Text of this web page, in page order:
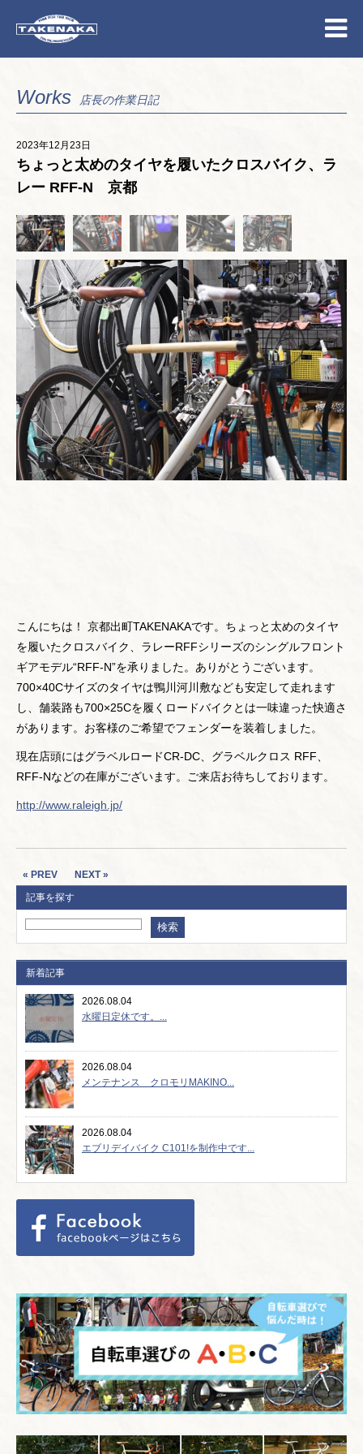
Works 店長の作業日記
2023年12月23日
ちょっと太めのタイヤを履いたクロスバイク、ラ
レー RFF-N 京都
こんにちは！ 京都出町TAKENAKAです。ちょっと太めのタイヤ
を履いたクロスバイク、ラレーRFFシリーズのシングルフロント
ギアモデル“RFF-N”を承りました。ありがとうございます。
700×40Cサイズのタイヤは鴨川河川敷なども安定して走れます
し、舗装路も700×25Cを履くロードバイクとは一味違った快適さ
があります。お客様のご希望でフェンダーを装着しました。
現在店頭にはグラベルロードCR-DC、グラベルクロス RFF、
RFF-Nなどの在庫がございます。ご来店お待ちしております。
http://www.raleigh.jp/
« PREV
NEXT »
記事を探す
新着記事
2026.08.04
水曜日定休です。...
2026.08.04
メンテナンス クロモリMAKINO...
2026.08.04
エブリデイバイク C101!を制作中です...